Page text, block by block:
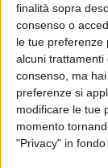
finalità sopra
consenso o
le tue preferenze
alcuni trattamenti
consenso, ma
preferenze si
modificare le tue
momento
"Privacy" in
23-24-26-27
Milano
29-30-1
6-7 ottobre -